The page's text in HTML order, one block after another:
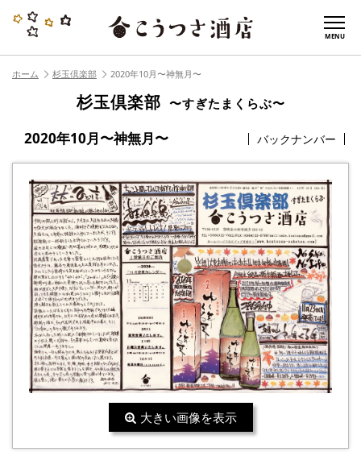
MENU
ホーム 杉玉倶楽部 2020年10月〜神無月〜
杉玉倶楽部 〜すぎたまくらぶ〜
2020年10月〜神無月〜 バックナンバー
大きい画像を表示